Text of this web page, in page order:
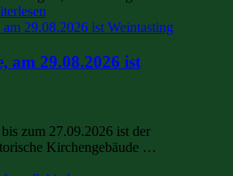
am 29.08.2026 ist
zum 27.09.2026 ist der
Kirchengebäude …